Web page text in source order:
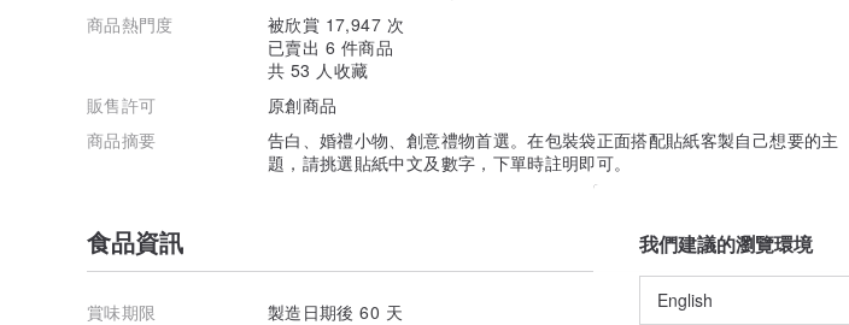
穴穴你
我愛你 / 想你了 / 親一個 / 啾咪 / 我們 / 喜歡你 / 心動了 / 只有維尼
番外篇＿持續增加詞彙
「愛你喲」、「讚讚讚」、「水啦」、「業績大發」
商品熱門度
被欣賞 17,947 次
已賣出 6 件商品
共 53 人收藏
販售許可
原創商品
商品摘要
告白、婚禮小物、創意禮物首選。在包裝袋正面搭配貼紙客製自己想要的主
題，請挑選貼紙中文及數字，下單時註明即可。
食品資訊
賞味期限
製造日期後 60 天
我們建議的瀏覽環境